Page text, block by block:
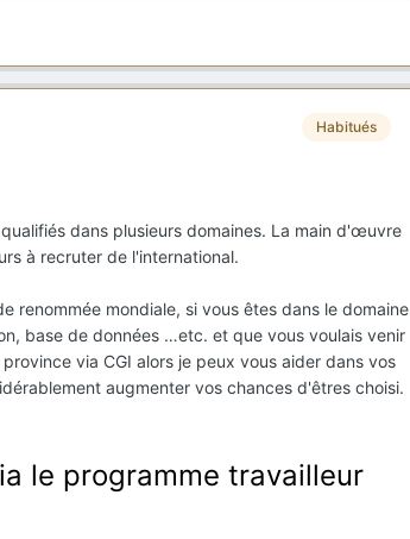
Habitués
dans plusieurs domaines. La main d'œuvre
à recruter de l'international.
renommée mondiale, si vous êtes dans le domaine
base de données …etc. et que vous voulais venir
via CGI alors je peux vous aider dans vos
augmenter vos chances d'êtres choisi.
le programme travailleur